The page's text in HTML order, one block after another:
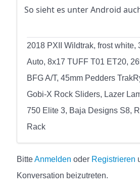
So sieht es unter Android
2018 PXII Wildtrak, frost white,
Auto, 8x17 TUFF T01 ET20,
BFG A/T, 45mm Pedders
Gobi-X Rock Sliders, Lazer
750 Elite 3, Baja Designs S8,
Rack
BitteAnmelden oder Registrieren
Konversation beizutreten.